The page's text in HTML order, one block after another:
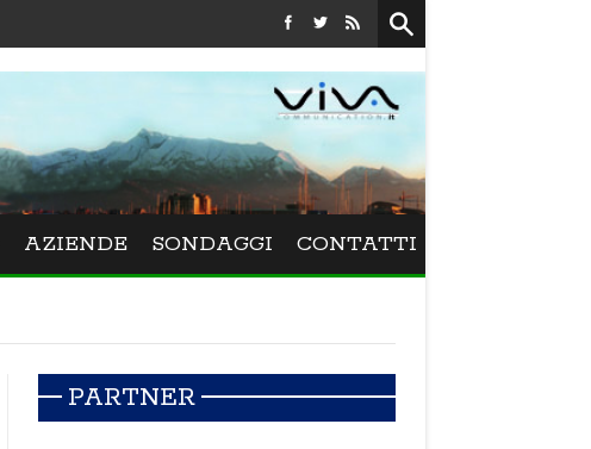
Festival La Versiliana - La direttrice lucchese Beatrice
AZIENDE SONDAGGI CONTATTI
PARTNER